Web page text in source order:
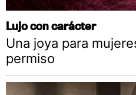
Lujo con carácter
Una joya para
permiso